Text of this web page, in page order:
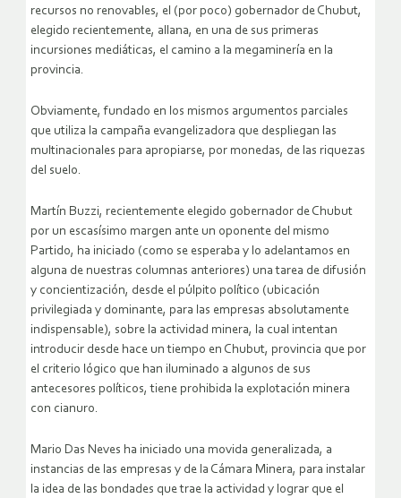
recursos no renovables, el (por poco) gobernador de Chubut,
elegido recientemente, allana, en una de sus primeras
incursiones mediáticas, el camino a la megaminería en la
provincia.
Obviamente, fundado en los mismos argumentos parciales
que utiliza la campaña evangelizadora que despliegan las
multinacionales para apropiarse, por monedas, de las riquezas
del suelo.
Martín Buzzi, recientemente elegido gobernador de Chubut
por un escasísimo margen ante un oponente del mismo
Partido, ha iniciado (como se esperaba y lo adelantamos en
alguna de nuestras columnas anteriores) una tarea de difusión
y concientización, desde el púlpito político (ubicación
privilegiada y dominante, para las empresas absolutamente
indispensable), sobre la actividad minera, la cual intentan
introducir desde hace un tiempo en Chubut, provincia que por
el criterio lógico que han iluminado a algunos de sus
antecesores políticos, tiene prohibida la explotación minera
con cianuro.
Mario Das Neves ha iniciado una movida generalizada, a
instancias de las empresas y de la Cámara Minera, para instalar
la idea de las bondades que trae la actividad y lograr que el